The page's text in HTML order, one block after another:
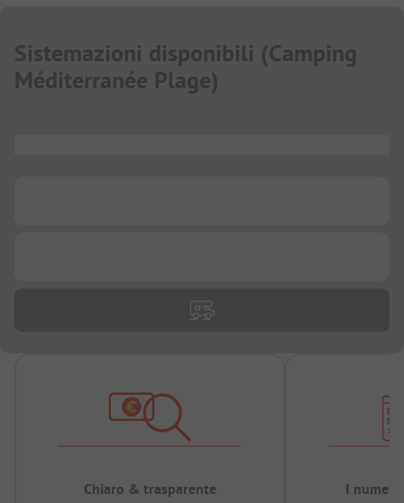
Sistemazioni disponibili (Camping
Méditerranée Plage)
Chiaro & trasparente I numeri